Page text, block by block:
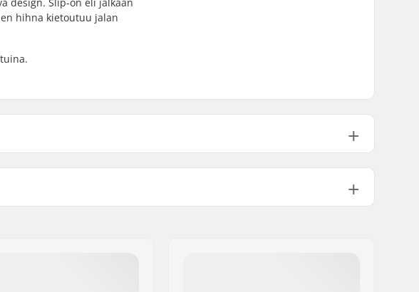
hihna kietoutuu jalan
Tarrakiinnitys